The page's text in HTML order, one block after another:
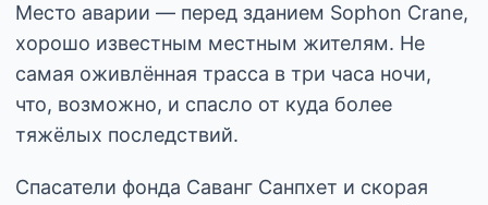
Место аварии — перед зданием Sophon Crane,
хорошо известным местным жителям. Не
самая оживлённая трасса в три часа ночи,
что, возможно, и спасло от куда более
тяжёлых последствий.
Спасатели фонда Саванг Санпхет и скорая